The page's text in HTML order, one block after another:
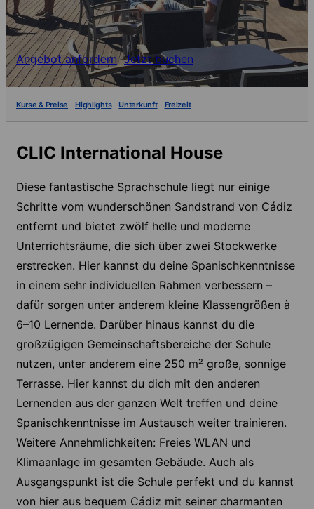
Angebot anfordern Jetzt buchen
Kurse & Preise Highlights Unterkunft Freizeit
CLIC International House
Diese fantastische Sprachschule liegt nur einige
Schritte vom wunderschönen Sandstrand von Cádiz
entfernt und bietet zwölf helle und moderne
Unterrichtsräume, die sich über zwei Stockwerke
erstrecken. Hier kannst du deine Spanischkenntnisse
in einem sehr individuellen Rahmen verbessern –
dafür sorgen unter anderem kleine Klassengrößen à
6–10 Lernende. Darüber hinaus kannst du die
großzügigen Gemeinschaftsbereiche der Schule
nutzen, unter anderem eine 250 m² große, sonnige
Terrasse. Hier kannst du dich mit den anderen
Lernenden aus der ganzen Welt treffen und deine
Spanischkenntnisse im Austausch weiter trainieren.
Weitere Annehmlichkeiten: Freies WLAN und
Klimaanlage im gesamten Gebäude. Auch als
Ausgangspunkt ist die Schule perfekt und du kannst
von hier aus bequem Cádiz mit seiner charmanten